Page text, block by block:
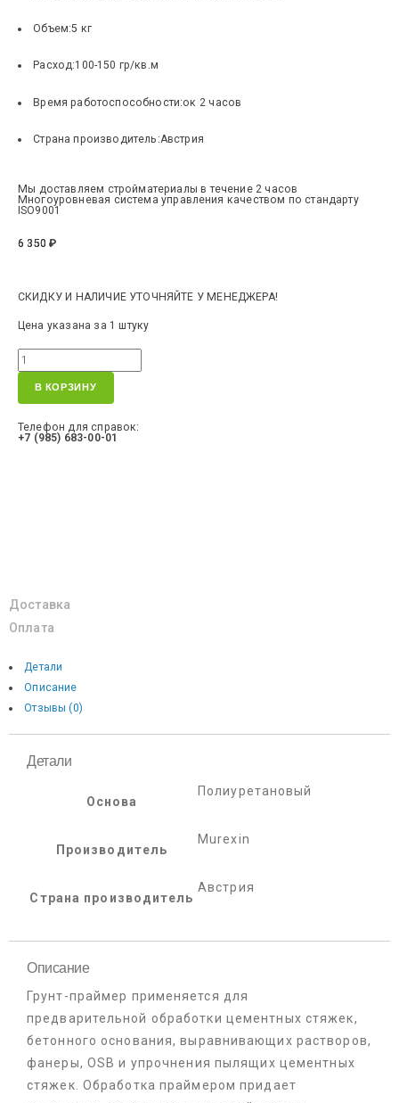
Объем:5 кг
Расход:100-150 гр/кв.м
Время работоспособности:ок 2 часов
Страна производитель:Австрия
Мы доставляем стройматериалы в течение 2 часов
Многоуровневая система управления качеством по стандарту
ISO9001
6 350₽
СКИДКУ И НАЛИЧИЕ УТОЧНЯЙТЕ У МЕНЕДЖЕРА!
Цена указана за 1 штуку
В КОРЗИНУ
Телефон для справок:
+7 (985) 683-00-01
Доставка
Оплата
Детали
Описание
Отзывы (0)
Детали
Основа
Полиуретановый
Производитель
Murexin
Страна производитель
Австрия
Описание
Грунт-праймер применяется для
предварительной обработки цементных стяжек,
бетонного основания, выравнивающих растворов,
фанеры, OSB и упрочнения пылящих цементных
стяжек. Обработка праймером придает